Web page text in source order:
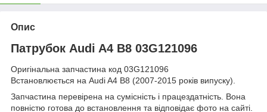
Опис
Патрубок Audi A4 B8 03G121096
Оригінальна запчастина код 03G121096
Встановлюється на Audi A4 B8 (2007-2015 років випуску).
Запчастина перевірена на сумісність і працездатність. Вона
повністю готова до встановлення та відповідає фото на сайті.